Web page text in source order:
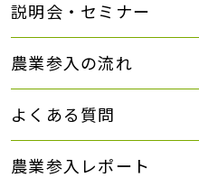
説明会・セミナー
農業参入の流れ
よくある質問
農業参入レポート